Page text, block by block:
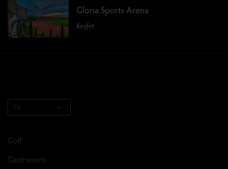
Gloria Sports Arena
Keşfet
TR
Golf
Gastronomi